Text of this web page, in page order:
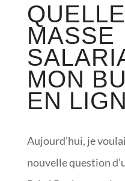
MASSE
MON
EN
Aujourd’hui, je
nouvelle question